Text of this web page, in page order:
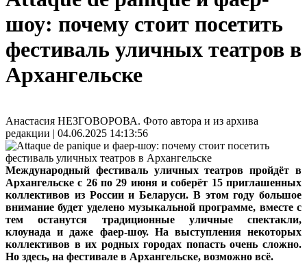
шоу: почему стоит посетить
фестиваль уличных театров в
Архангельске
Анастасия НЕЗГОВОРОВА. Фото автора и из архива
редакции | 04.06.2025 14:13:56
Международный фестиваль уличных театров пройдёт в
Архангельске с 26 по 29 июня и соберёт 15 приглашенных
коллективов из России и Беларуси. В этом году большое
внимание будет уделено музыкальной программе, вместе с
тем останутся традиционные уличные спектакли,
клоунада и даже фаер-шоу. На выступления некоторых
коллективов в их родных городах попасть очень сложно.
Но здесь, на фестивале в Архангельске, возможно всё.